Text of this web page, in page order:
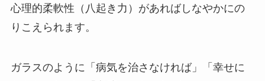
心理的柔軟性（八起き力）があればしなやかにの
りこえられます。
ガラスのように「病気を治さなければ」「幸せに